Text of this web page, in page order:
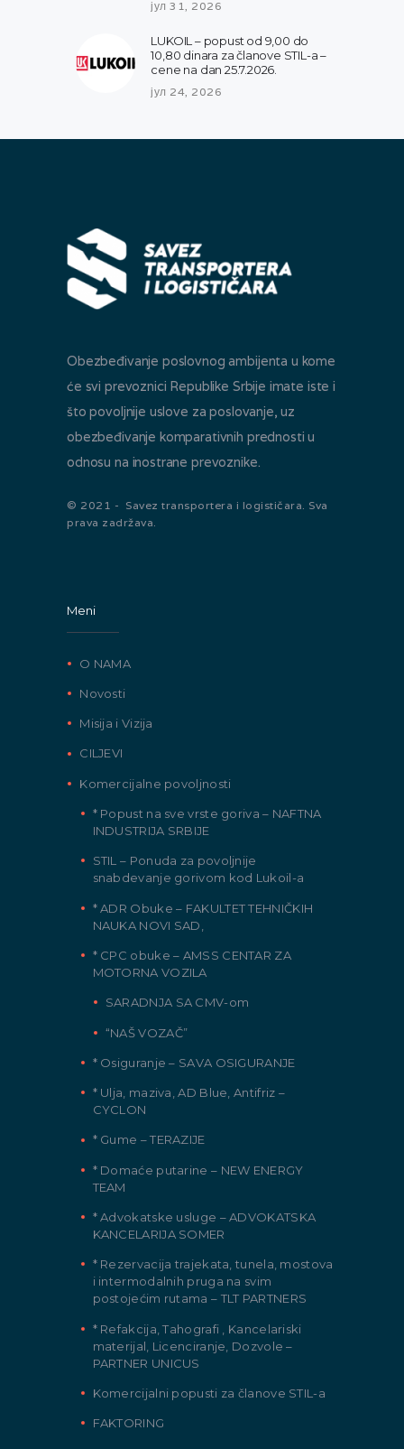
јул 31, 2026
LUKOIL – popust od 9,00 do
10,80 dinara za članove STIL-a –
cene na dan 25.7.2026.
јул 24, 2026
Obezbeđivanje poslovnog ambijenta u kome
će svi prevoznici Republike Srbije imate iste i
što povoljnije uslove za poslovanje, uz
obezbeđivanje komparativnih prednosti u
odnosu na inostrane prevoznike.
© 2021 - Savez transportera i logističara. Sva
prava zadržava.
Meni
O NAMA
Novosti
Misija i Vizija
CILJEVI
Komercijalne povoljnosti
* Popust na sve vrste goriva – NAFTNA
INDUSTRIJA SRBIJE
STIL – Ponuda za povoljnije
snabdevanje gorivom kod Lukoil-a
* ADR Obuke – FAKULTET TEHNIČKIH
NAUKA NOVI SAD,
* CPC obuke – AMSS CENTAR ZA
MOTORNA VOZILA
SARADNJA SA CMV-om
“NAŠ VOZAČ”
* Osiguranje – SAVA OSIGURANJE
* Ulja, maziva, AD Blue, Antifriz –
CYCLON
* Gume – TERAZIJE
* Domaće putarine – NEW ENERGY
TEAM
* Advokatske usluge – ADVOKATSKA
KANCELARIJA SOMER
* Rezervacija trajekata, tunela, mostova
i intermodalnih pruga na svim
postojećim rutama – TLT PARTNERS
* Refakcija, Tahografi , Kancelariski
materijal, Licenciranje, Dozvole –
PARTNER UNICUS
Komercijalni popusti za članove STIL-a
FAKTORING